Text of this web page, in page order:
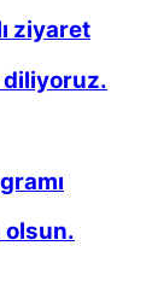
ziyaret
diliyoruz.
olsun.